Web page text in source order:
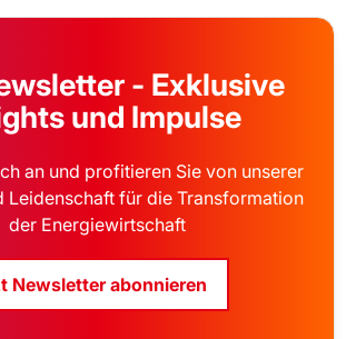
- Exklusive
und Impulse
an und profitieren Sie von unserer
Leidenschaft für die Transformation
der Energiewirtschaft
Newsletter abonnieren